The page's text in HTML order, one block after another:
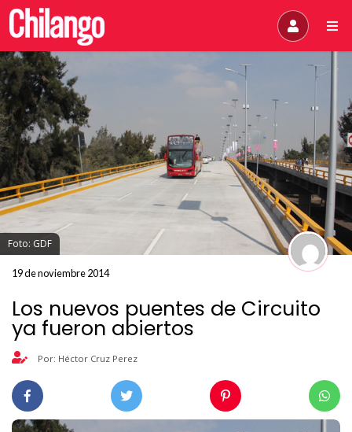
Foto: GDF
19 de noviembre 2014
Los nuevos puentes de Circuito
ya fueron abiertos
Por: Héctor Cruz Perez